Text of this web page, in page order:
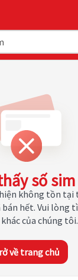
số
hiện không tồn
hết. Vui lòng
của chúng tôi.
về trang chủ